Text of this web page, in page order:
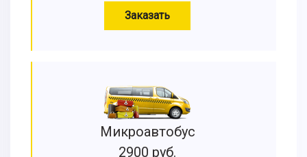
Заказать
Микроавтобус
2900 руб.